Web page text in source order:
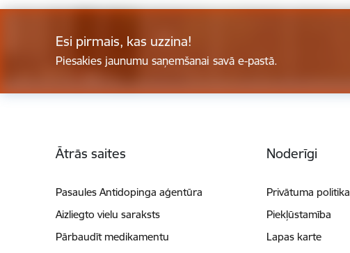
Esi pirmais, kas uzzina!
Piesakies jaunumu saņemšanai savā e-pastā.
Ātrās saites
Pasaules Antidopinga aģentūra
Aizliegto vielu saraksts
Pārbaudīt medikamentu
Noderīgi
Privātuma politika
Piekļūstamība
Lapas karte